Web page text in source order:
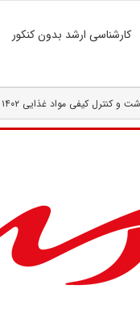
کارشناسی ارشد بدون کنکور
و کنترل کیفی مواد غذایی ۱۴۰۲